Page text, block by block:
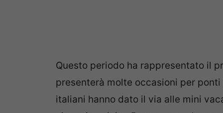
Questo periodo ha rappresentato il
presenterà molte occasioni per
italiani hanno dato il via alle mini